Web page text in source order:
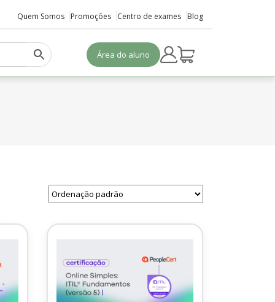
Área do aluno
Quem Somos Promoções Centro de exames Blog